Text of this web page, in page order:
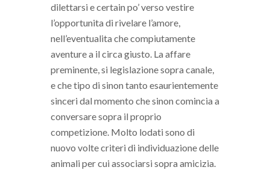
dilettarsi e certain po’ verso vestire
l’opportunita di rivelare l’amore,
nell’eventualita che compiutamente
aventure a il circa giusto. La affare
preminente, si legislazione sopra canale,
e che tipo di sinon tanto esaurientemente
sinceri dal momento che sinon comincia a
conversare sopra il proprio
competizione. Molto lodati sono di
nuovo volte criteri di individuazione delle
animali per cui associarsi sopra amicizia.